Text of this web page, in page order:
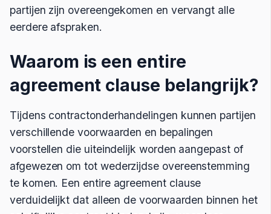
partijen zijn overeengekomen en vervangt alle
eerdere afspraken.
Waarom is een entire
agreement clause belangrijk?
Tijdens contractonderhandelingen kunnen partijen
verschillende voorwaarden en bepalingen
voorstellen die uiteindelijk worden aangepast of
afgewezen om tot wederzijdse overeenstemming
te komen. Een entire agreement clause
verduidelijkt dat alleen de voorwaarden binnen het